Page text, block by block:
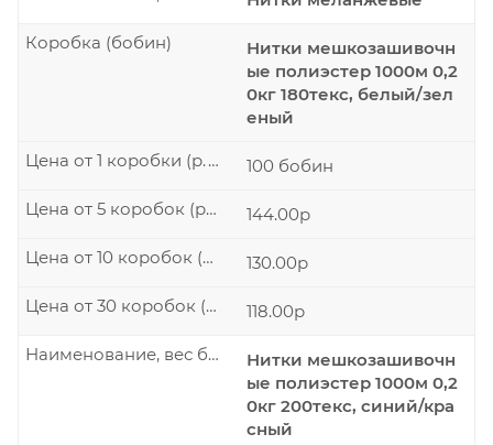
Нитки мешкозашивочн
ые полиэстер 1000м 0,2
0кг 180текс, белый/зел
еный
Коробка (бобин)
100 бобин
Цена от 1 коробки (р./шт.)
144.00р
Цена от 5 коробок (р./шт.)
130.00р
Цена от 10 коробок (р./шт.)
118.00р
Цена от 30 коробок (р./шт.)
Нитки мешкозашивочн
ые полиэстер 1000м 0,2
0кг 200текс, синий/кра
сный
Наименование, вес бобины